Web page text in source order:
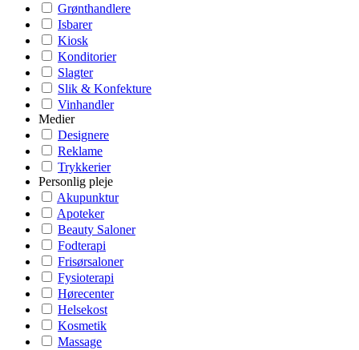
Grønthandlere
Isbarer
Kiosk
Konditorier
Slagter
Slik & Konfekture
Vinhandler
Medier
Designere
Reklame
Trykkerier
Personlig pleje
Akupunktur
Apoteker
Beauty Saloner
Fodterapi
Frisørsaloner
Fysioterapi
Hørecenter
Helsekost
Kosmetik
Massage